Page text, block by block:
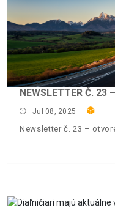
NEWSLETTER Č. 23
Jul 08, 2025
Newsletter č. 23 –